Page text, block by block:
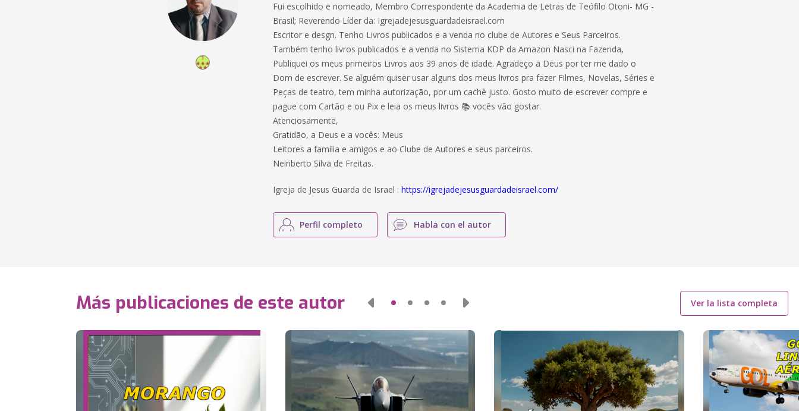
Fui escolhido e nomeado, Membro Correspondente da Academia de Letras de Teófilo Otoni- MG -
Brasil; Reverendo Líder da: Igrejadejesusguardadeisrael.com
Escritor e desgn. Tenho Livros publicados e a venda no clube de Autores e Seus Parceiros.
Também tenho livros publicados e a venda no Sistema KDP da Amazon Nasci na Fazenda,
Publiquei os meus primeiros Livros aos 39 anos de idade. Agradeço a Deus por ter me dado o
Dom de escrever. Se alguém quiser usar alguns dos meus livros pra fazer Filmes, Novelas, Séries e
Peças de teatro, tem minha autorização, por um cachê justo. Gosto muito de escrever compre e
pague com Cartão e ou Pix e leia os meus livros 📚 vocês vão gostar.
Atenciosamente,
Gratidão, a Deus e a vocês: Meus
Leitores a família e amigos e ao Clube de Autores e seus parceiros.
Neiriberto Silva de Freitas.
Igreja de Jesus Guarda de Israel :https://igrejadejesusguardadeisrael.com/
Perfil completo Habla con el autor
Más publicaciones de este autor Ver la lista completa